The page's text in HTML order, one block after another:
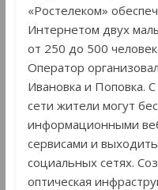
«Ростелеком»
Интернетом двух
от 250 до 500
Оператор
Ивановка и Поповка.
сети жители могут
информационными
сервисами и
социальных сетях.
оптическая